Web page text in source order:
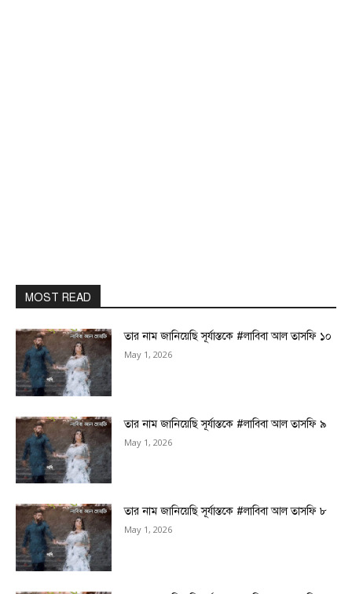
MOST READ
তার নাম জানিয়েছি সূর্যাস্তকে #লাবিবা আল তাসফি ১০
May 1, 2026
তার নাম জানিয়েছি সূর্যাস্তকে #লাবিবা আল তাসফি ৯
May 1, 2026
তার নাম জানিয়েছি সূর্যাস্তকে #লাবিবা আল তাসফি ৮
May 1, 2026